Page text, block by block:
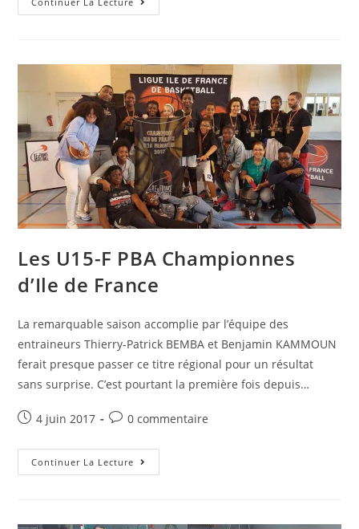
Les U15-F PBA Championnes
d’Ile de France
La remarquable saison accomplie par l’équipe des
entraineurs Thierry-Patrick BEMBA et Benjamin KAMMOUN
ferait presque passer ce titre régional pour un résultat
sans surprise. C’est pourtant la première fois depuis…
4 juin 2017 0 commentaire
Continuer La Lecture